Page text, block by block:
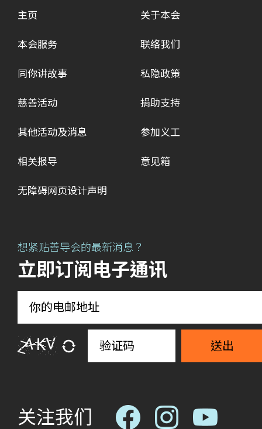
主页
本会服务
同你讲故事
慈善活动
其他活动及消息
相关报导
关于本会
联络我们
私隐政策
捐助支持
参加义工
意见箱
无障碍网页设计声明
想紧贴善导会的最新消息？
立即订阅电子通讯
送出
关注我们